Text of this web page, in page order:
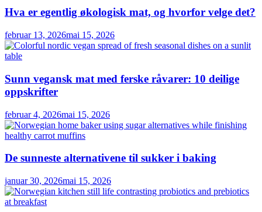
Hva er egentlig økologisk mat, og hvorfor velge det?
februar 13, 2026mai 15, 2026
Sunn vegansk mat med ferske råvarer: 10 deilige
oppskrifter
februar 4, 2026mai 15, 2026
De sunneste alternativene til sukker i baking
januar 30, 2026mai 15, 2026